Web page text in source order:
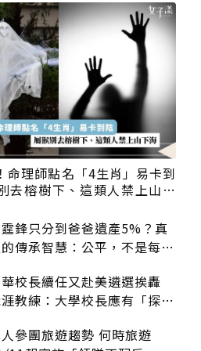
命理師點名「4生肖」易卡到
去榕樹下、這類人禁上山下
鋒只分到爸爸遺產5%？真
傳承智慧：公平，不是每個
校長續任又赴美遴選挨轟
教練：大學校長應有「探
參團旅遊趨勢 何時旅遊